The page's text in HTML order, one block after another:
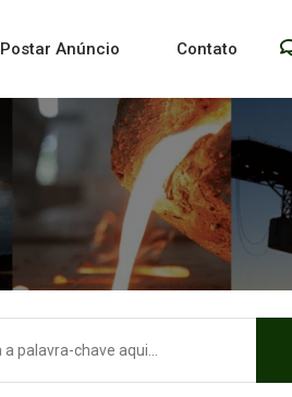
Postar Anúncio Contato